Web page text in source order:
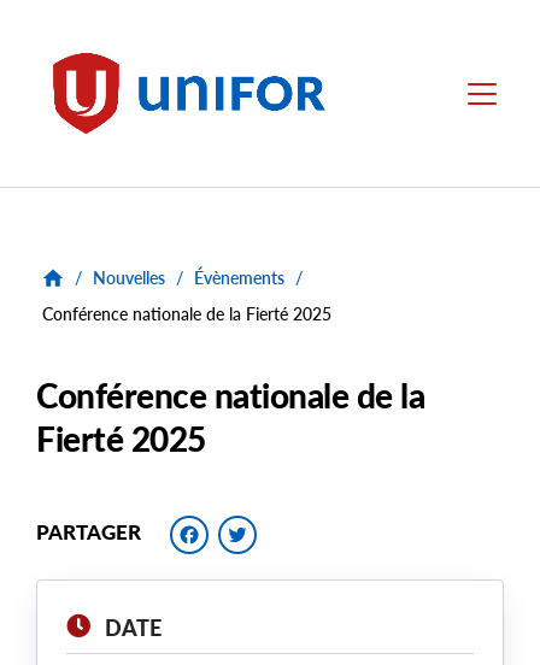
Unifor Menu
/ Nouvelles / Évènements /
Conférence nationale de la Fierté 2025
Conférence nationale de la
Fierté 2025
PARTAGER Facebook
DATE